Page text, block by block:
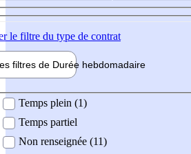
le filtre du type de contrat
filtres de Durée hebdomadaire
Temps plein (1)
Temps partiel
Non renseignée (11)